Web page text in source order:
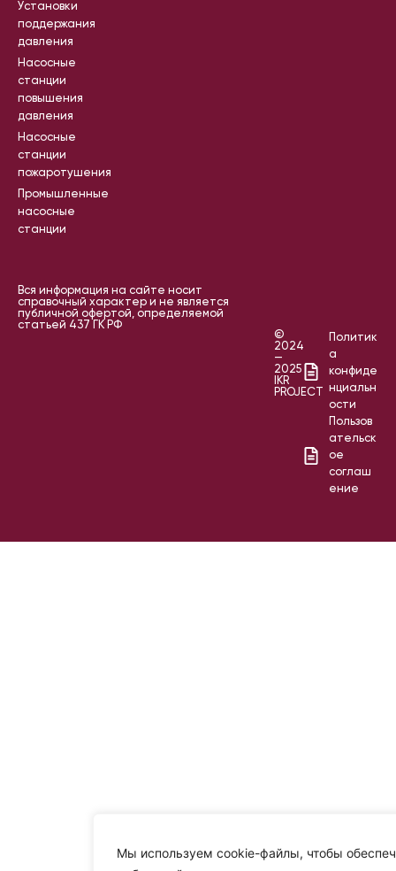
Мы используем cookie-файлы, чтобы
Установки
поддержания
давления
Насосные
станции
повышения
давления
Насосные
станции
пожаротушения
Промышленные
насосные
станции
Вся информация на сайте носит
справочный характер и не является
публичной офертой, определяемой
статьей 437 ГК РФ
©
2024
—
2025
IKR
PROJECT
Политик
а
конфиде
нциальн
ости
Пользов
ательск
ое
соглаш
ение